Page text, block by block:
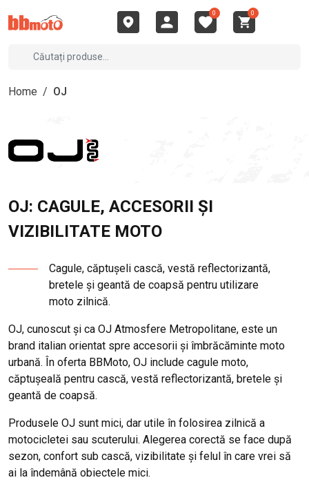
0 0
Home / OJ
OJ: CAGULE, ACCESORII ȘI
VIZIBILITATE MOTO
Cagule, căptușeli cască, vestă reflectorizantă,
bretele și geantă de coapsă pentru utilizare
moto zilnică.
OJ, cunoscut și ca OJ Atmosfere Metropolitane, este un
brand italian orientat spre accesorii și îmbrăcăminte moto
urbană. În oferta BBMoto, OJ include cagule moto,
căptușeală pentru cască, vestă reflectorizantă, bretele și
geantă de coapsă.
Produsele OJ sunt mici, dar utile în folosirea zilnică a
motocicletei sau scuterului. Alegerea corectă se face după
sezon, confort sub cască, vizibilitate și felul în care vrei să
ai la îndemână obiectele mici.